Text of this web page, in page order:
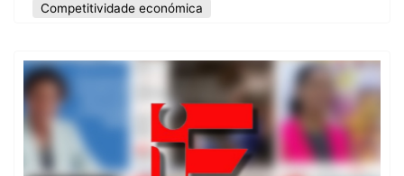
Competitividade económica